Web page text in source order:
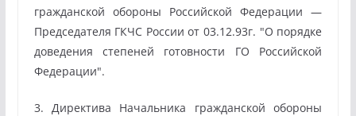
гражданской обороны Российской Федерации —
Председателя ГКЧС России от 03.12.93г. "О порядке
доведения степеней готовности ГО Российской
Федерации".
3. Директива Начальника гражданской обороны